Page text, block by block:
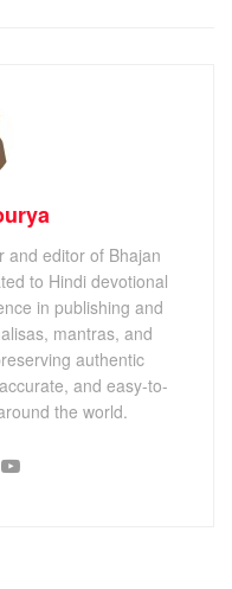
and editor of Bhajan
to Hindi devotional
in publishing and
mantras, and
authentic
and easy-to-
the world.